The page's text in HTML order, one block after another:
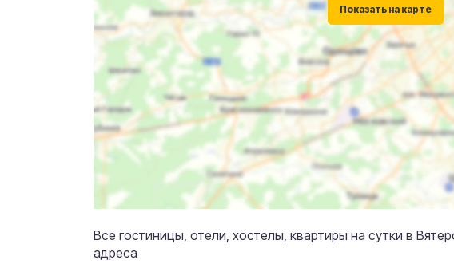
Все гостиницы, отели, хостелы, квартиры на сутки в
адреса